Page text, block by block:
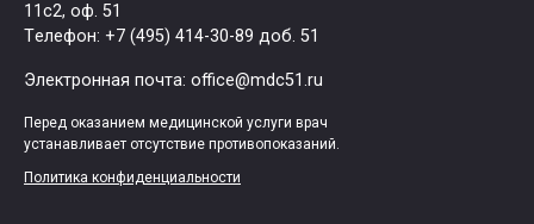
11с2, оф. 51
Tелефон: +7 (495) 414-30-89 доб. 51
Электронная почта: office@mdc51.ru
Перед оказанием медицинской услуги врач
устанавливает отсутствие противопоказаний.
Политика конфиденциальности